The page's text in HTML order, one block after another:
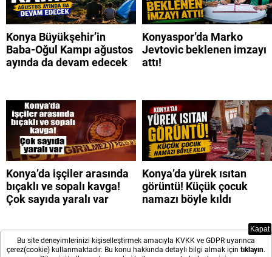
Konya Büyükşehir’in
Baba-Oğul Kampı ağustos
ayında da devam edecek
Konyaspor’da Marko
Jevtovic beklenen imzayı
attı!
Konya’da işçiler arasında
bıçaklı ve sopalı kavga!
Çok sayıda yaralı var
Konya’da yürek ısıtan
görüntü! Küçük çocuk
namazı böyle kıldı
Bu site deneyimlerinizi kişiselleştirmek amacıyla KVKK ve GDPR uyarınca
çerez(cookie) kullanmaktadır. Bu konu hakkında detaylı bilgi almak için tıklayın.
Kapat